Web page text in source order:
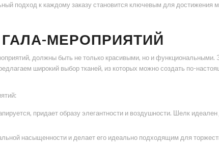
подход к каждому заказу становится ключевым для достижения
МЕРОПРИЯТИЙ
должны быть не только красивыми, но и функциональными.
широкий выбор тканей, из которых можно создать по-
придает образу элегантности и воздушности. Шелк
насыщенности и делает его идеально подходящим для